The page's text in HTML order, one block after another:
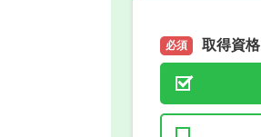
必須 取得資格